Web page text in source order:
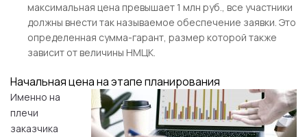
максимальная цена превышает 1 млн руб., все участники
должны внести так называемое обеспечение заявки. Это
определенная сумма-гарант, размер которой также
зависит от величины НМЦК.
Начальная цена на этапе планирования
Именно на
плечи
заказчика